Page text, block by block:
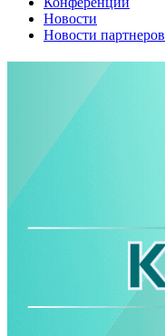
Новости
Новости партнеров